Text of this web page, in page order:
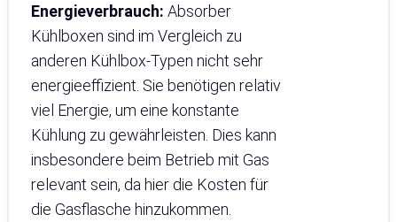
Energieverbrauch: Absorber
Kühlboxen sind im Vergleich zu
anderen Kühlbox-Typen nicht sehr
energieeffizient. Sie benötigen relativ
viel Energie, um eine konstante
Kühlung zu gewährleisten. Dies kann
insbesondere beim Betrieb mit Gas
relevant sein, da hier die Kosten für
die Gasflasche hinzukommen.